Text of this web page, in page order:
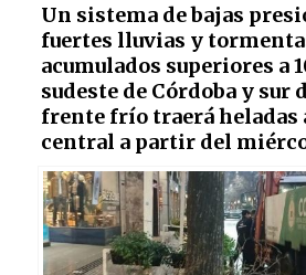
Un sistema de bajas
fuertes lluvias y
acumulados superiores a
sudeste de Córdoba y sur
frente frío traerá heladas
central a partir del